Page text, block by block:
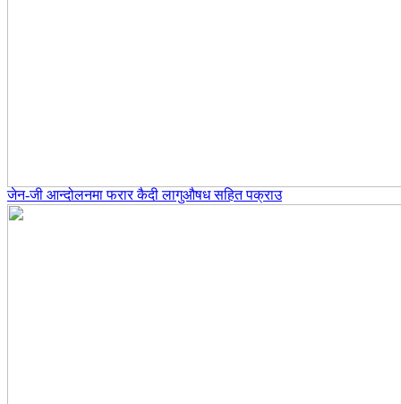
जेन-जी आन्दोलनमा फरार कैदी लागुऔषध सहित पक्राउ